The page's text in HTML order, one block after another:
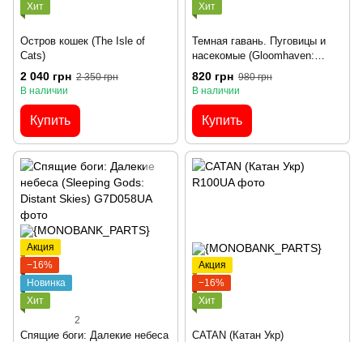
Хит
Остров кошек (The Isle of
Cats)
2 040 грн 2 350 грн
В наличии
Купить
Хит
Темная гавань. Пуговицы и
насекомые (Gloomhaven:
Buttons & Bugs)
820 грн 980 грн
В наличии
Купить
Акция
−16%
Новинка
Хит
2
Спящие боги: Далекие небеса
Акция
−16%
Хит
CATAN (Катан Укр)